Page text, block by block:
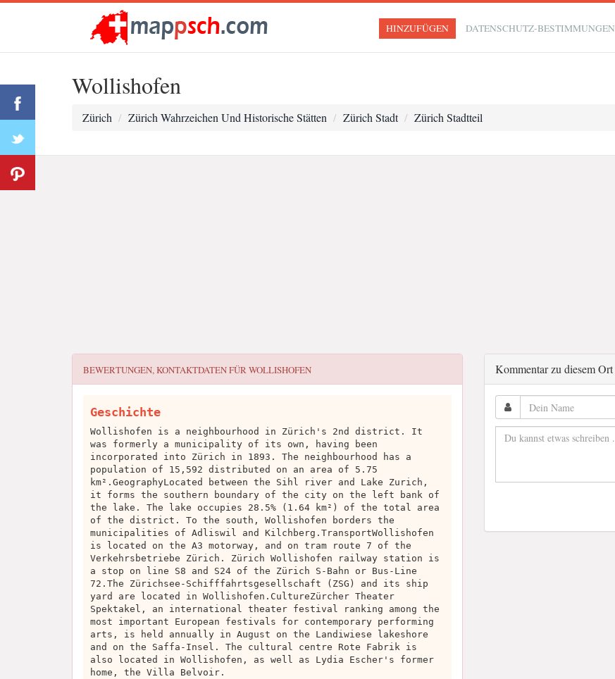
HINZUFÜGEN DATENSCHUTZ-BESTIMMUNGEN
Wollishofen
Zürich Zürich Wahrzeichen Und Historische Stätten Zürich Stadt Zürich Stadtteil
BEWERTUNGEN, KONTAKTDATEN FÜRWOLLISHOFEN
Geschichte
Wollishofen is a neighbourhood in Zürich's 2nd district. It
was formerly a municipality of its own, having been
incorporated into Zürich in 1893. The neighbourhood has a
population of 15,592 distributed on an area of 5.75
km².GeographyLocated between the Sihl river and Lake Zurich,
it forms the southern boundary of the city on the left bank of
the lake. The lake occupies 28.5% (1.64 km²) of the total area
of the district. To the south, Wollishofen borders the
municipalities of Adliswil and Kilchberg.TransportWollishofen
is located on the A3 motorway, and on tram route 7 of the
Verkehrsbetriebe Zürich. Zürich Wollishofen railway station is
a stop on line S8 and S24 of the Zürich S-Bahn or Bus-Line
72.The Zürichsee-Schifffahrtsgesellschaft (ZSG) and its ship
yard are located in Wollishofen.CultureZürcher Theater
Spektakel, an international theater festival ranking among the
most important European festivals for contemporary performing
arts, is held annually in August on the Landiwiese lakeshore
and on the Saffa-Insel. The cultural centre Rote Fabrik is
also located in Wollishofen, as well as Lydia Escher's former
home, the Villa Belvoir.
Kommentar zu diesem Ort